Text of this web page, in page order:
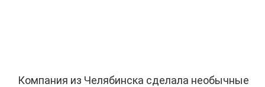
Компания из Челябинска сделала необычные